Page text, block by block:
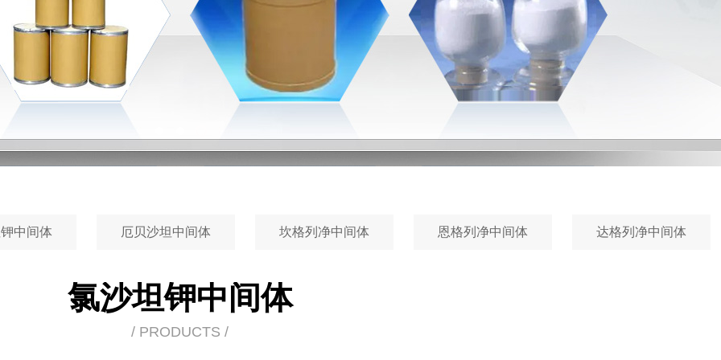
中间体 厄贝沙坦中间体 坎格列净中间体 恩格列净中间体 达格列净中间体
氯沙坦钾中间体
/ PRODUCTS /